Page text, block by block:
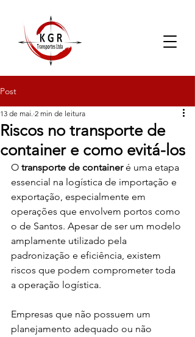
Post
Riscos no transporte de
container e como evitá-los
13 de mai. 2 min de leitura
O transporte de container é uma etapa
essencial na logística de importação e
exportação, especialmente em
operações que envolvem portos como
o de Santos. Apesar de ser um modelo
amplamente utilizado pela
padronização e eficiência, existem
riscos que podem comprometer toda
a operação logística.
Empresas que não possuem um
planejamento adequado ou não